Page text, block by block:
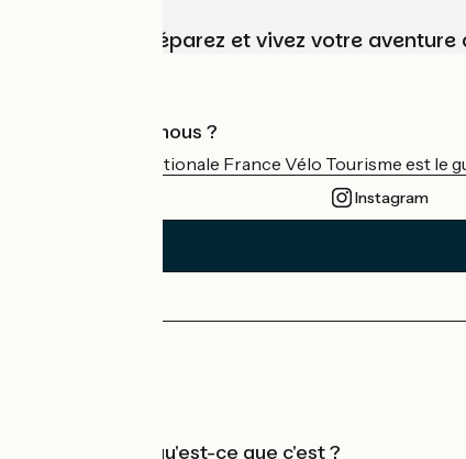
Choisissez, préparez et vivez votre
Qui sommes-nous ?
L'association nationale France Vélo Tourisme est le
Instagram
Accueil Vélo qu'est-ce que c'est ?